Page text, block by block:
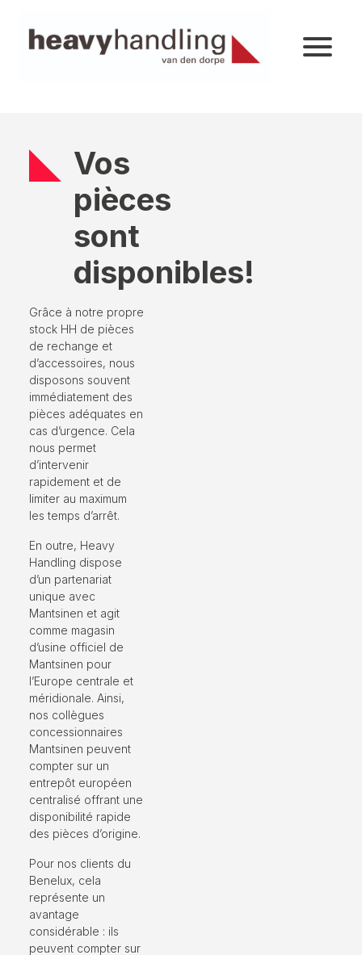
Vos
pièces
sont
disponibles!
Grâce à notre propre
stock HH de pièces
de rechange et
d’accessoires, nous
disposons souvent
immédiatement des
pièces adéquates en
cas d’urgence. Cela
nous permet
d’intervenir
rapidement et de
limiter au maximum
les temps d’arrêt.
En outre, Heavy
Handling dispose
d’un partenariat
unique avec
Mantsinen et agit
comme magasin
d’usine officiel de
Mantsinen pour
l’Europe centrale et
méridionale. Ainsi,
nos collègues
concessionnaires
Mantsinen peuvent
compter sur un
entrepôt européen
centralisé offrant une
disponibilité rapide
des pièces d’origine.
Pour nos clients du
Benelux, cela
représente un
avantage
considérable : ils
peuvent compter sur